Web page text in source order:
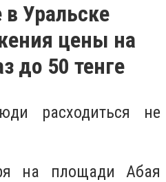
Уральске
цены на
до 50 тенге
расходиться не
на площади Абая